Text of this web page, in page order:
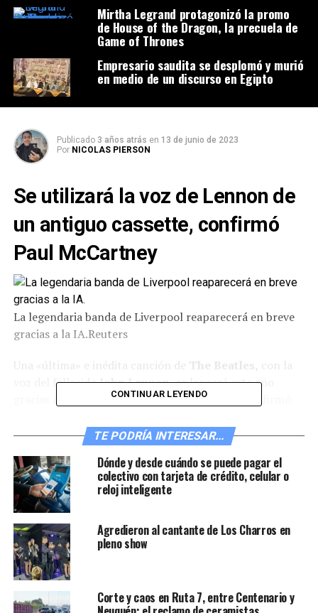
Mirtha Legrand protagonizó la promo
de House of the Dragon, la precuela de
Game of Thrones
Empresario saudita se desplomó y murió
en medio de un discurso en Egipto
Publicado 3 años atrás en 13 de junio de 2023
Por NICOLAS PIERSON
Se utilizará la voz de Lennon de
un antiguo cassette, confirmó
Paul McCartney
La legendaria banda de Liverpool reaparecerá en breve
gracias a la IA.Reuters
Una «última» e inédita canción de The Beatles,
con la
voz del fallecidoJohn Lennon,se lanzará este año
Inteligencia Artificia (IA)
la legendaria banda.
En una entrevista con BBC Radio 4 que se emitió
hoy,McCartney no nombró la pista, pero dijo que la
tecnología se usó «en un demo que tenía John, y en
el que trabajamos».
«Entonces, cuando llegamos a hacer lo que será el
último disco de los Beatles…
John y obtenerla pura a través de esta IA
artificial), para que luego pudiéramos mezclar el disco
CONTINUAR LEYENDO
TE PODRÍA INTERESAR...
Dónde y desde cuándo se puede pagar el
colectivo con tarjeta de crédito, celular o
reloj inteligente
Agredieron al cantante de Los Charros en
pleno show
Corte y caos en Ruta 7, entre Centenario y